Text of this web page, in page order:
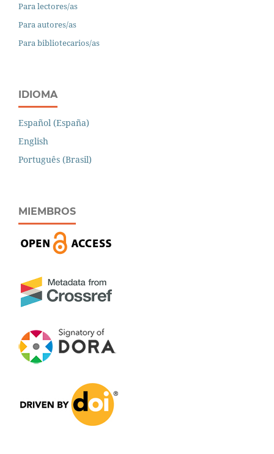
Para lectores/as
Para autores/as
Para bibliotecarios/as
IDIOMA
Español (España)
English
Português (Brasil)
MIEMBROS